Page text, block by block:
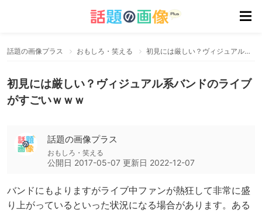
話題の画像プラス おもしろ・笑える 初見には厳しい？ヴィジュアル系バンドのライブがすごいｗｗｗ
初見には厳しい？ヴィジュアル系バンドのライブ
がすごいｗｗｗ
話題の画像プラス
おもしろ・笑える
公開日 2017-05-07 更新日 2022-12-07
バンドにもよりますがライブ中ファンが熱狂して非常に盛
り上がっているといった状況になる場合があります。ある